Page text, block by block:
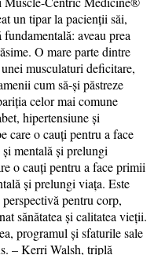
un tipar la pacienții săi,
aveau prea
O mare parte dintre
musculaturi deficitare,
cum să-și păstreze
celor mai comune
hipertensiune și
care o cauți pentru a face
mentală și prelungi
o cauți pentru a face primii
și prelungi viața. Este
pentru corp,
sănătatea și calitatea vieții.
programul și sfaturile sale
– Kerri Walsh, triplă